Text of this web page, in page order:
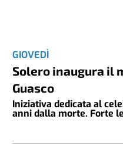
GIOVEDÌ
Solero inaugura il
Guasco
Iniziativa dedicata al
anni dalla morte. Forte